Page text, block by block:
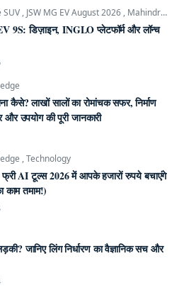
SUV , JSW MG EV August 2026 , Mahindra INGLO Platform
9S: डिज़ाइन, INGLO प्लेटफॉर्म और लॉन्च
कैसे? लाखों सालों का रोमांचक सफर, निर्माण
और उपयोग की पूरी जानकारी
,Technology
AI टूल्स 2026 में आपके हजारों रुपये बचाएंगे
काम तमाम!)
जानिए लिंग निर्धारण का वैज्ञानिक सच और